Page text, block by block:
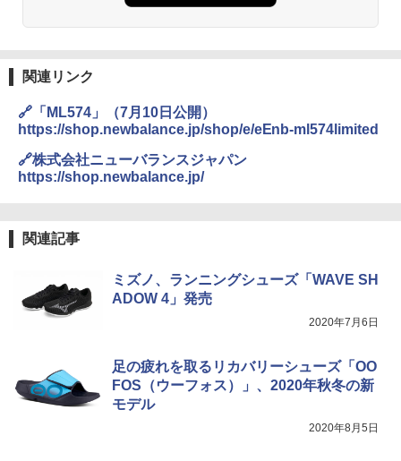
￥14,800
￥2,980
ニューエラ New Era キャップ メッシュキャ
ケア FREE
熊撃退スプレー 熊よけスプレー 熊スプレー
【日本企業販売】超強力クマ対策スプレー 30
0ml（連続噴射30秒）110ml（連続噴射15
秒）射程5～10m 安全ロック搭載 携帯収納袋
付き ヒグマ・イノシシ対策 自治体・教育機
関連リンク
🔗「ML574」（7月10日公開）
https://shop.newbalance.jp/shop/e/eEnb-ml574limited
🔗株式会社ニューバランスジャパン
https://shop.newbalance.jp/
関連記事
ミズノ、ランニングシューズ「WAVE SH
ADOW 4」発売
2020年7月6日
足の疲れを取るリカバリーシューズ「OO
FOS（ウーフォス）」、2020年秋冬の新
モデル
2020年8月5日